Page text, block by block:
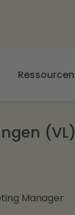
Ressourcen
Manager